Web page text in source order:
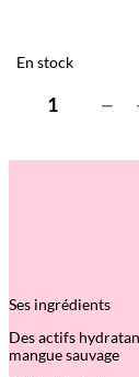
En stock
n
a
s
−
Ses ingrédients
Des actifs
mangue sauvage